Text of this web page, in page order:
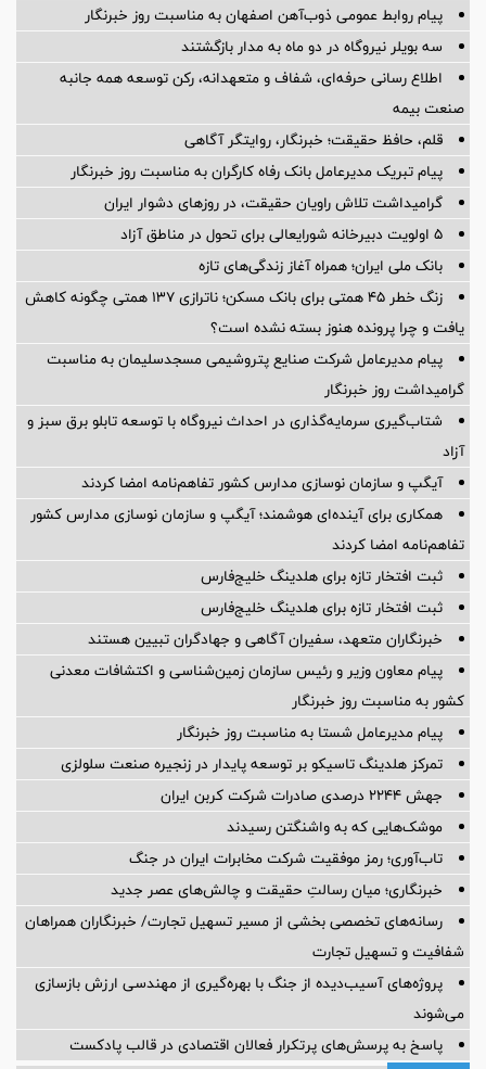
پیام روابط عمومی ذوب‌آهن اصفهان به مناسبت روز خبرنگار
سه بویلر نیروگاه در دو ماه به مدار بازگشتند
اطلاع رسانی حرفه‌ای، شفاف و متعهدانه، رکن توسعه همه جانبه
صنعت بیمه
قلم، حافظ حقیقت؛ خبرنگار، روایتگر آگاهی
پیام تبریک مدیرعامل بانک رفاه کارگران به مناسبت روز خبرنگار
گرامیداشت تلاش راویان حقیقت، در روزهای دشوار ایران
5 اولویت دبیرخانه شورایعالی برای تحول در مناطق آزاد
بانک ملی ایران؛ همراه آغاز زندگی‌های تازه
زنگ خطر ۴۵ همتی برای بانک مسکن؛ ناترازی ۱۳۷ همتی چگونه کاهش
یافت و چرا پرونده هنوز بسته نشده است؟
پیام مدیرعامل شركت صنایع پتروشیمی مسجدسلیمان به مناسبت
گرامیداشت روز خبرنگار
شتاب‌گیری سرمایه‌گذاری در احداث نیروگاه با توسعه تابلو برق سبز و
آزاد
آیگپ و سازمان نوسازی مدارس کشور تفاهم‌نامه امضا کردند
همکاری برای آینده‌ای هوشمند؛ آیگپ و سازمان نوسازی مدارس کشور
تفاهم‌نامه امضا کردند
ثبت افتخار تازه برای هلدینگ خلیج‌فارس
ثبت افتخار تازه برای هلدینگ خلیج‌فارس
خبرنگاران متعهد، سفیران آگاهی و جهادگران تبیین هستند
پیام معاون وزیر و رئیس سازمان زمین‌شناسی و اکتشافات معدنی
کشور به مناسبت روز خبرنگار
پیام مدیرعامل شستا به مناسبت روز خبرنگار
تمرکز هلدینگ تاسیکو بر توسعه پایدار در زنجیره صنعت سلولزی
جهش ۲۲۴۴ درصدی صادرات شرکت کربن ایران
موشک‌هایی که به واشنگتن رسیدند
تاب‌آوری؛ رمز موفقیت شرکت مخابرات ایران در جنگ
خبرنگاری؛ میان رسالتِ حقیقت و چالش‌های عصر جدید
رسانه‌های تخصصی بخشی از مسیر تسهیل تجارت/ خبرنگاران همراهان
شفافیت و تسهیل تجارت
پروژه‌های آسیب‌دیده از جنگ با بهره‌گیری از مهندسی ارزش بازسازی
می‌شوند
پاسخ به پرسش‌های پرتکرار فعالان اقتصادی در قالب پادکست